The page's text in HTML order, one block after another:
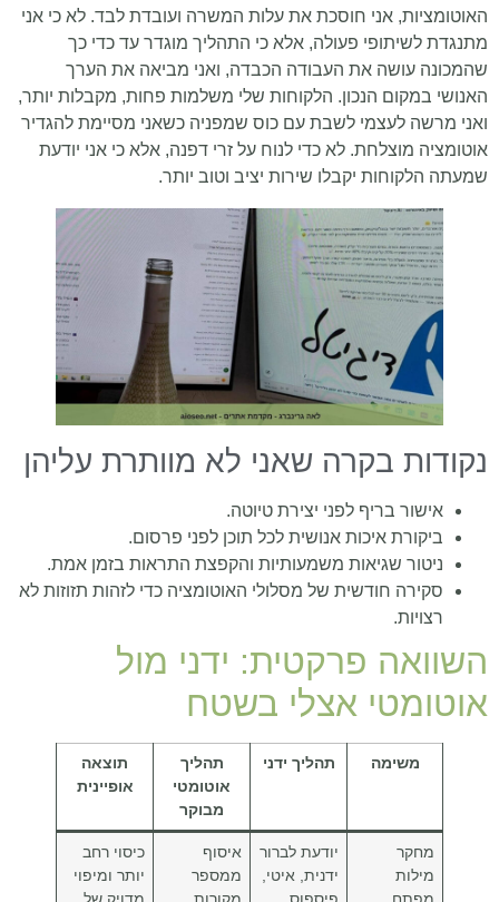
האוטומציות, אני חוסכת את עלות המשרה ועובדת לבד. לא כי אני
מתנגדת לשיתופי פעולה, אלא כי התהליך מוגדר עד כדי כך
שהמכונה עושה את העבודה הכבדה, ואני מביאה את הערך
האנושי במקום הנכון. הלקוחות שלי משלמות פחות, מקבלות יותר,
ואני מרשה לעצמי לשבת עם כוס שמפניה כשאני מסיימת להגדיר
אוטומציה מוצלחת. לא כדי לנוח על זרי דפנה, אלא כי אני יודעת
שמעתה הלקוחות יקבלו שירות יציב וטוב יותר.
נקודות בקרה שאני לא מוותרת עליהן
אישור בריף לפני יצירת טיוטה.
ביקורת איכות אנושית לכל תוכן לפני פרסום.
ניטור שגיאות משמעותיות והקפצת התראות בזמן אמת.
סקירה חודשית של מסלולי האוטומציה כדי לזהות תזוזות לא
רצויות.
השוואה פרקטית: ידני מול
אוטומטי אצלי בשטח
משימה תהליך ידני
תהליך
אוטומטי
מבוקר
תוצאה
אופיינית
מחקר
מילות
יודעת לברור
ידנית, איטי,
איסוף
ממספר
כיסוי רחב
יותר ומיפוי